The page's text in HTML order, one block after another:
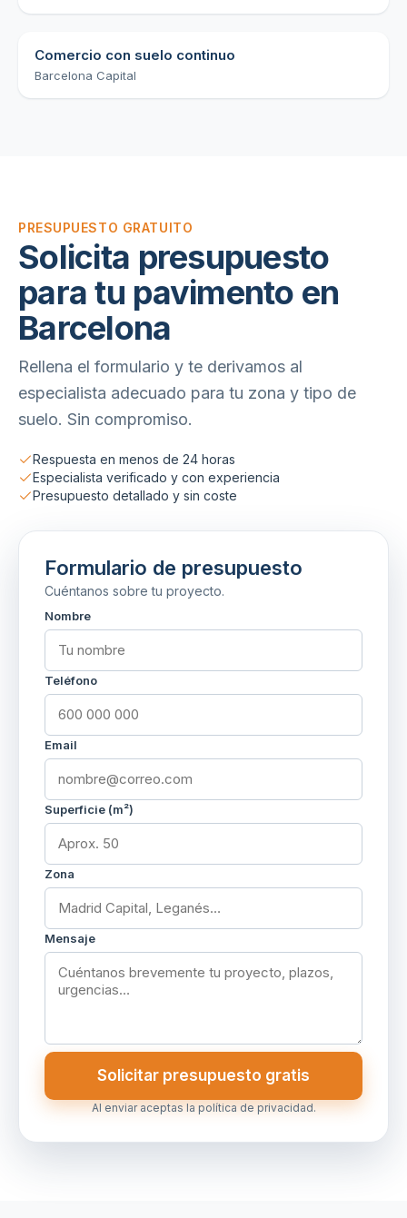
Comercio con suelo continuo
Barcelona Capital
PRESUPUESTO GRATUITO
Solicita presupuesto
para tu pavimento en
Barcelona
Rellena el formulario y te derivamos al
especialista adecuado para tu zona y tipo de
suelo. Sin compromiso.
Respuesta en menos de 24 horas
Especialista verificado y con experiencia
Presupuesto detallado y sin coste
Formulario de presupuesto
Cuéntanos sobre tu proyecto.
Nombre
Teléfono
Email
Superficie (m²)
Zona
Mensaje
Solicitar presupuesto gratis
Al enviar aceptas la política de privacidad.